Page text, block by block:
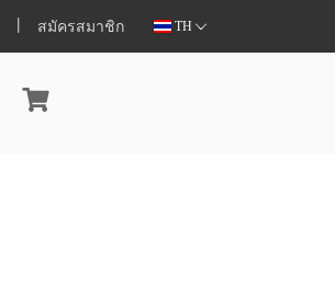
สมัครสมาชิก TH